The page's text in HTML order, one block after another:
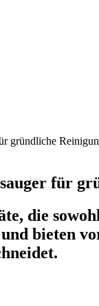
gründliche
für
die
bieten